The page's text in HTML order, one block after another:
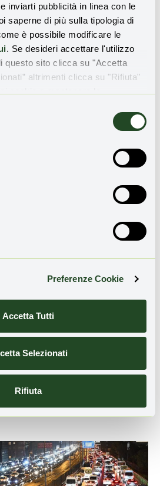
inviarti pubblicità in linea con le
saperne di più sulla tipologia di
è possibile modificare le
. Se desideri accettare l'utilizzo
questo sito clicca su "Accetta
altrimenti clicca su "Rifiuta"
Preferenze Cookie
Accetta Tutti
Selezionati
Rifiuta
sul mare per dire
monouso
di pneumatici nello